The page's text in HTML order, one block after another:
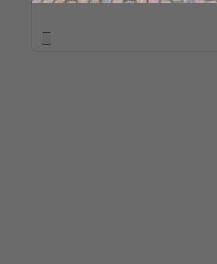
Geen producten in de winkelwagen.